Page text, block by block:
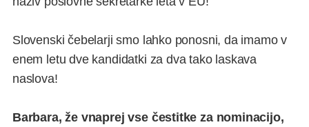
Slovenski čebelarji smo lahko ponosni, da imamo v
enem letu dve kandidatki za dva tako laskava
naslova!
Barbara, že vnaprej vse čestitke za nominacijo,